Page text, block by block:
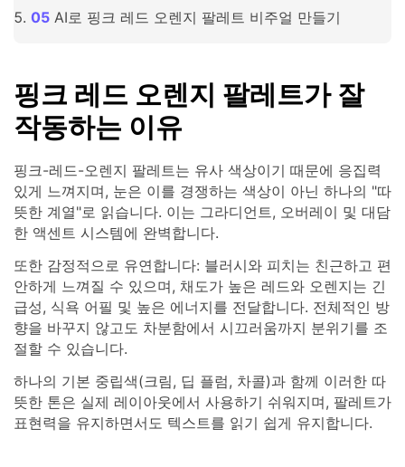
AI로 핑크 레드 오렌지 팔레트 비주얼 만들기
핑크 레드 오렌지 팔레트가 잘
작동하는 이유
핑크-레드-오렌지 팔레트는 유사 색상이기 때문에 응집력
있게 느껴지며, 눈은 이를 경쟁하는 색상이 아닌 하나의 "따
뜻한 계열"로 읽습니다. 이는 그라디언트, 오버레이 및 대담
한 액센트 시스템에 완벽합니다.
또한 감정적으로 유연합니다: 블러시와 피치는 친근하고 편
안하게 느껴질 수 있으며, 채도가 높은 레드와 오렌지는 긴
급성, 식욕 어필 및 높은 에너지를 전달합니다. 전체적인 방
향을 바꾸지 않고도 차분함에서 시끄러움까지 분위기를 조
절할 수 있습니다.
하나의 기본 중립색(크림, 딥 플럼, 차콜)과 함께 이러한 따
뜻한 톤은 실제 레이아웃에서 사용하기 쉬워지며, 팔레트가
표현력을 유지하면서도 텍스트를 읽기 쉽게 유지합니다.